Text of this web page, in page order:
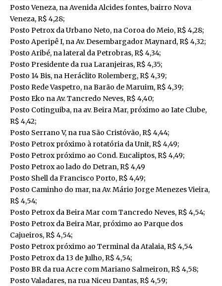
Posto Veneza, na Avenida Alcides fontes, bairro Nova
Veneza, R$ 4,28;
Posto Petrox da Urbano Neto, na Coroa do Meio, R$ 4,28;
Posto Aperipê I, na Av. Desembargador Maynard, R$ 4,32;
Posto Aribé, na lateral da Petrobras, R$ 4,34;
Posto Presidente da rua Laranjeiras, R$ 4,35;
Posto 14 Bis, na Heráclito Rolemberg, R$ 4,39;
Posto Rede Vaspetro, na Barão de Maruim, R$ 4,39;
Posto Eko na Av. Tancredo Neves, R$ 4,40;
Posto Cotinguiba, na av. Beira Mar, próximo ao Iate Clube,
R$ 4,42;
Posto Serrano V, na rua São Cristóvão, R$ 4,44;
Posto Petrox próximo à rotatória da Unit, R$ 4,49;
Posto Petrox próximo ao Cond. Eucaliptos, R$ 4,49;
Posto Petrox ao lado do Detran, R$ 4,49
Posto Shell da Francisco Porto, R$ 4,49;
Posto Caminho do mar, na Av. Mário Jorge Menezes Vieira,
R$ 4,54;
Posto Petrox da Beira Mar com Tancredo Neves, R$ 4,54;
Posto Petrox da Beira Mar, próximo ao Parque dos
Cajueiros, R$ 4,54;
Posto Petrox próximo ao Terminal da Atalaia, R$ 4,54
Posto Petrox da 13 de Julho, R$ 4,54;
Posto BR da rua Acre com Mariano Salmeiron, R$ 4,58;
Posto Valadares, na rua Niceu Dantas, R$ 4,59;